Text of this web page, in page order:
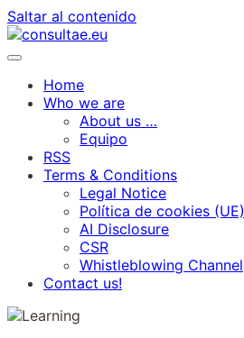
Saltar al contenido
Home
Who we are
About us …
Equipo
RSS
Terms & Conditions
Legal Notice
Política de cookies (UE)
AI Disclosure
CSR
Whistleblowing Channel
Contact us!